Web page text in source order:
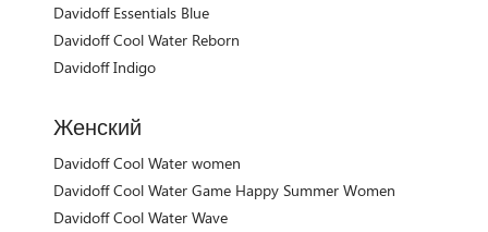
Davidoff Essentials Blue
Davidoff Cool Water Reborn
Davidoff Indigo
Женский
Davidoff Cool Water women
Davidoff Cool Water Game Happy Summer Women
Davidoff Cool Water Wave